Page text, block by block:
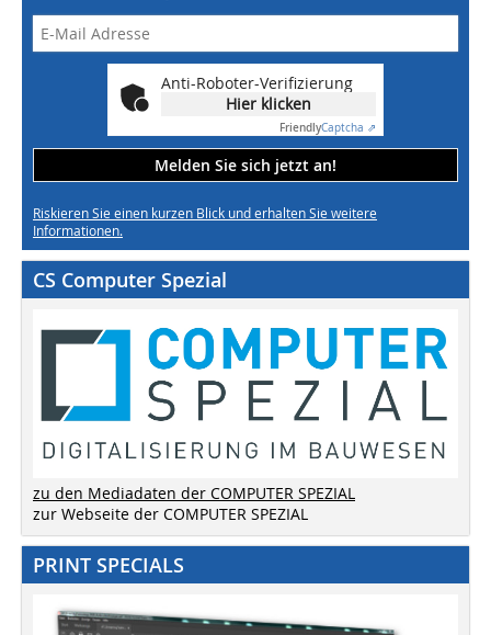
Anti-Roboter-Verifizierung
Hier klicken
FriendlyCaptcha ⇗
Melden Sie sich jetzt an!
Riskieren Sie einen kurzen Blick und erhalten Sie weitere
Informationen.
CS Computer Spezial
zu den Mediadaten der COMPUTER SPEZIAL
zur Webseite der COMPUTER SPEZIAL
PRINT SPECIALS